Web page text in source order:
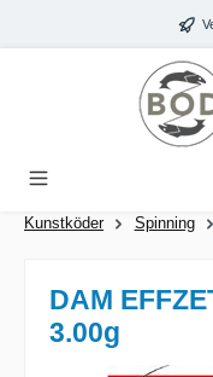
Zum Hauptinhalt springen
Kunstköder Spinning
DAM
3.00g